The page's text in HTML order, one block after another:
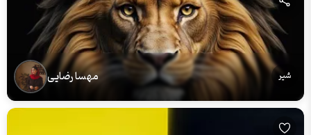
شیر مهسا رضایی